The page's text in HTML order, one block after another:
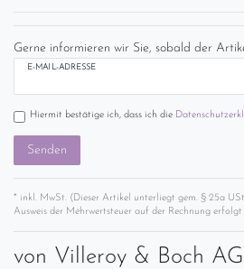
Gerne informieren wir Sie, sobald der
E-MAIL-ADRESSE
Hiermit bestätige ich, dass ich die
Senden
* inkl. MwSt. (Dieser Artikel unterliegt gem. § 25a
Ausweis der Mehrwertsteuer auf der Rechnung
von Villeroy & Boch AG